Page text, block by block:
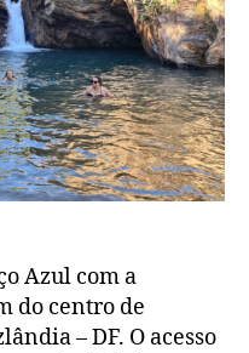
Azul com a
do centro de
– DF. O acesso